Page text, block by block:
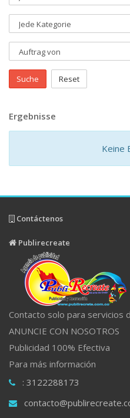
Suche Reset
Ergebnisse
Keine
Contáctenos
Publirecreate
Contacto solo para servicios
ANUNCIE CON NOSOTROS
Publicidad 100% Efectiva
Para más información
: 3122288173